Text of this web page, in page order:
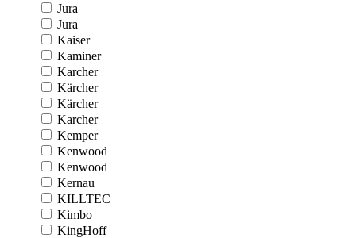
Jura
Jura
Kaiser
Kaminer
Karcher
Kärcher
Kärcher
Karcher
Kemper
Kenwood
Kenwood
Kernau
KILLTEC
Kimbo
KingHoff